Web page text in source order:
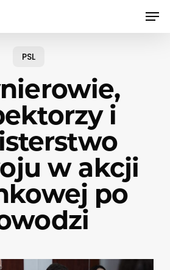
PSL
i
w akcji
po